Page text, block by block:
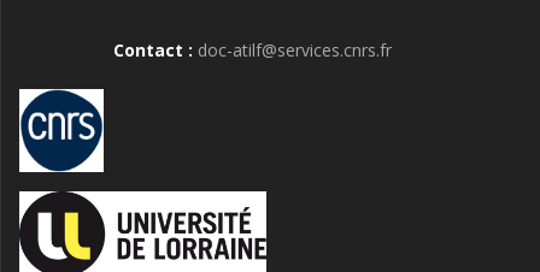
Contact : doc-atilf@services.cnrs.fr